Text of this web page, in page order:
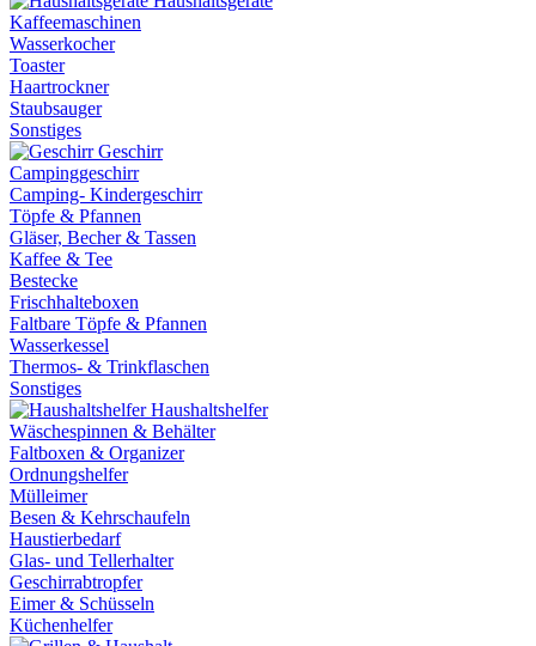
Kaffeemaschinen
Wasserkocher
Toaster
Haartrockner
Staubsauger
Sonstiges
Geschirr
Campinggeschirr
Camping- Kindergeschirr
Töpfe & Pfannen
Gläser, Becher & Tassen
Kaffee & Tee
Bestecke
Frischhalteboxen
Faltbare Töpfe & Pfannen
Wasserkessel
Thermos- & Trinkflaschen
Sonstiges
Haushaltshelfer
Wäschespinnen & Behälter
Faltboxen & Organizer
Ordnungshelfer
Mülleimer
Besen & Kehrschaufeln
Haustierbedarf
Glas- und Tellerhalter
Geschirrabtropfer
Eimer & Schüsseln
Küchenhelfer